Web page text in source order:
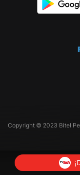
Copyright © 2023 Bitel